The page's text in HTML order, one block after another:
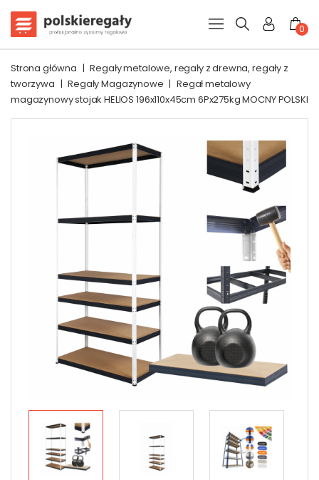
0
Strona główna | Regały metalowe, regały z drewna, regały z
tworzywa | Regały Magazynowe | Regał metalowy
magazynowy stojak HELIOS 196x110x45cm 6Px275kg MOCNY POLSKI